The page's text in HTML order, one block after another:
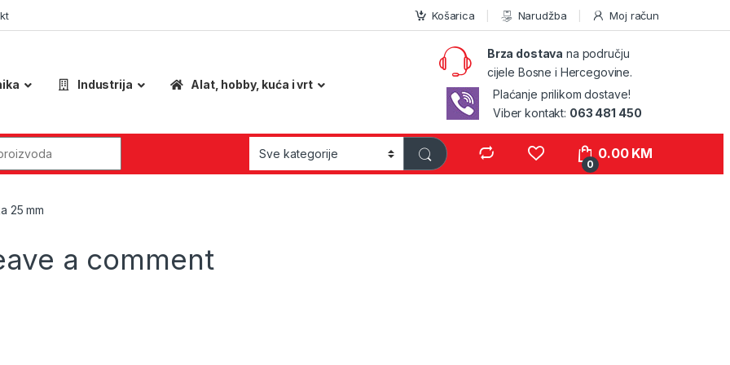
Košarica Narudžba Moj račun
Industrija Alat, hobby, kuća i vrt
Brza dostava na području
cijele Bosne i Hercegovine.
Plaćanje prilikom dostave!
Viber kontakt: 063 481 450
0
0.00 KM
25 mm
a comment